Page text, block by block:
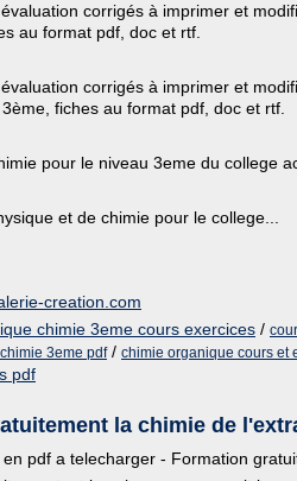
corrigés à imprimer et
au format pdf, doc et rtf.
corrigés à imprimer et
fiches au format pdf, doc et rtf.
pour le niveau 3eme du college
et de chimie pour le college...
creation.com
chimie 3eme cours exercices /
3eme pdf/ chimie organique cours et
pdf
la chimie de
pdf a telecharger - Formation